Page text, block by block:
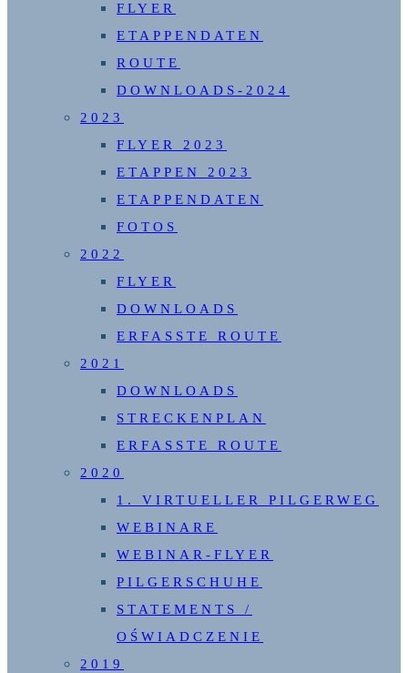
FLYER
ETAPPENDATEN
ROUTE
DOWNLOADS-2024
2023
FLYER 2023
ETAPPEN 2023
ETAPPENDATEN
FOTOS
2022
FLYER
DOWNLOADS
ERFASSTE ROUTE
2021
DOWNLOADS
STRECKENPLAN
ERFASSTE ROUTE
2020
1. VIRTUELLER PILGERWEG
WEBINARE
WEBINAR-FLYER
PILGERSCHUHE
STATEMENTS /
OŚWIADCZENIE
2019